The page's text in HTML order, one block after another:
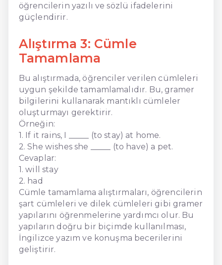
öğrencilerin yazılı ve sözlü ifadelerini
güçlendirir.
Alıştırma 3: Cümle
Tamamlama
Bu alıştırmada, öğrenciler verilen cümleleri
uygun şekilde tamamlamalıdır. Bu, gramer
bilgilerini kullanarak mantıklı cümleler
oluşturmayı gerektirir.
Örneğin:
1. If it rains, I _____ (to stay) at home.
2. She wishes she _____ (to have) a pet.
Cevaplar:
1. will stay
2. had
Cümle tamamlama alıştırmaları, öğrencilerin
şart cümleleri ve dilek cümleleri gibi gramer
yapılarını öğrenmelerine yardımcı olur. Bu
yapıların doğru bir biçimde kullanılması,
İngilizce yazım ve konuşma becerilerini
geliştirir.